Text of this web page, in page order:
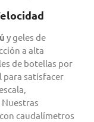
y geles de
a alta
de botellas por
para satisfacer
caudalímetros